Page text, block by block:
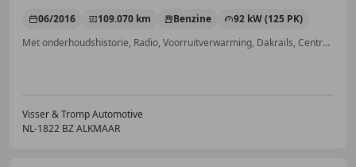
06/2016 109.070 km Benzine
92 kW (125 PK)
Met onderhoudshistorie, Radio, Voorruitverwarming, Dakrails, Centrale deurvergrendeling met afstandsbediening, Lichtmetalen velgen, Binnenspiegel automatisch dimmend, Regensensor
Visser & Tromp Automotive
NL-1822 BZ ALKMAAR